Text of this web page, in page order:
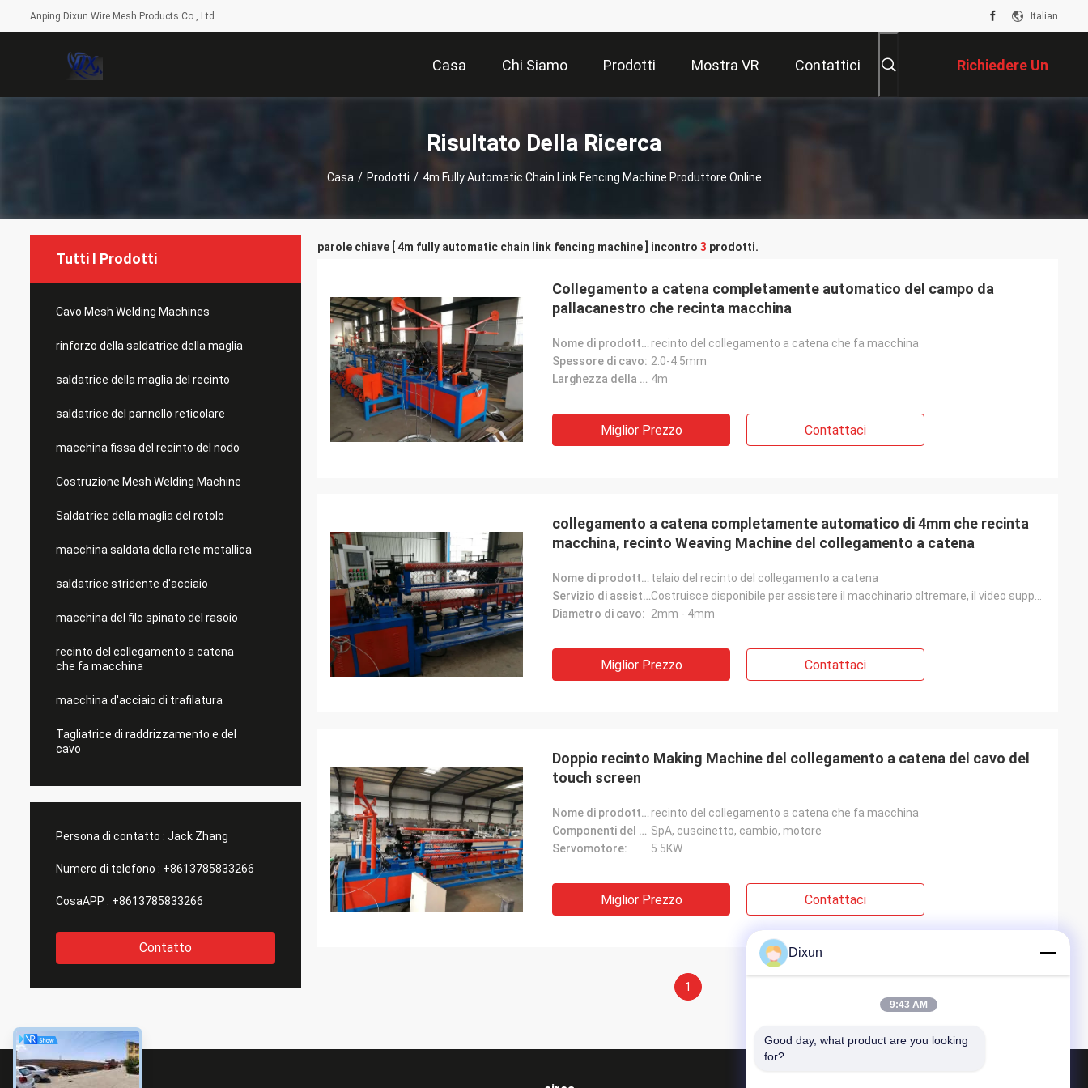
Anping Dixun Wire Mesh Products Co., Ltd Italian
Casa Chi Siamo Prodotti Mostra VR Contattici Richiedere Un
Preventivo
Risultato Della Ricerca
Casa / Prodotti / 4m Fully Automatic Chain Link Fencing Machine Produttore Online
Tutti I Prodotti
Cavo Mesh Welding Machines
rinforzo della saldatrice della maglia
saldatrice della maglia del recinto
saldatrice del pannello reticolare
macchina fissa del recinto del nodo
Costruzione Mesh Welding Machine
Saldatrice della maglia del rotolo
macchina saldata della rete metallica
saldatrice stridente d'acciaio
macchina del filo spinato del rasoio
recinto del collegamento a catena
che fa macchina
macchina d'acciaio di trafilatura
Tagliatrice di raddrizzamento e del
cavo
Persona di contatto : Jack Zhang
Numero di telefono : +8613785833266
CosaAPP : +8613785833266
Contatto
parole chiave [ 4m fully automatic chain link fencing machine ] incontro 3 prodotti.
Collegamento a catena completamente automatico del campo da
pallacanestro che recinta macchina
Nome di prodotto: recinto del collegamento a catena che fa macchina
Spessore di cavo: 2.0-4.5mm
Larghezza della maglia: 4m
Miglior Prezzo Contattaci
collegamento a catena completamente automatico di 4mm che recinta
macchina, recinto Weaving Machine del collegamento a catena
Nome di prodotto: telaio del recinto del collegamento a catena
Servizio di assistenza al cliente fornito:
Diametro di cavo: 2mm - 4mm
Miglior Prezzo Contattaci
Doppio recinto Making Machine del collegamento a catena del cavo del
touch screen
Nome di prodotto: recinto del collegamento a catena che fa macchina
Componenti del centro: SpA, cuscinetto, cambio, motore
Servomotore:
5.5KW
Miglior Prezzo Contattaci
1
Dixun
9:43 AM
Good day, what product are you looking
for?